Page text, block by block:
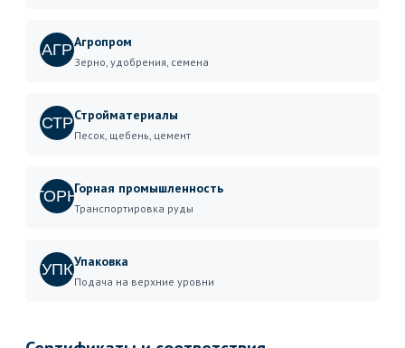
АГРАгропром
Зерно, удобрения, семена
СТРСтройматериалы
Песок, щебень, цемент
ГОРНГорная промышленность
Транспортировка руды
УПКУпаковка
Подача на верхние уровни